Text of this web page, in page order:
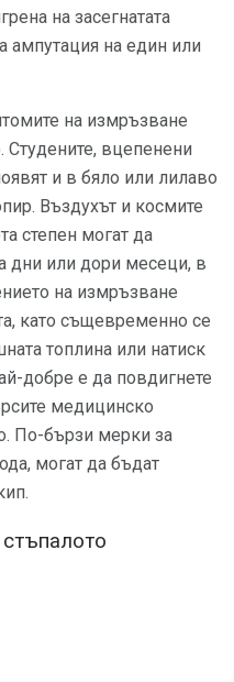
на засегнатата
ампутация на един или
на измръзване
вцепенени
и в бяло или лилаво
Въздухът и космите
степен могат да
дни или дори месеци, в
на измръзване
като същевременно се
топлина или натиск
добре е да повдигнете
медицинско
По-бързи мерки за
могат да бъдат